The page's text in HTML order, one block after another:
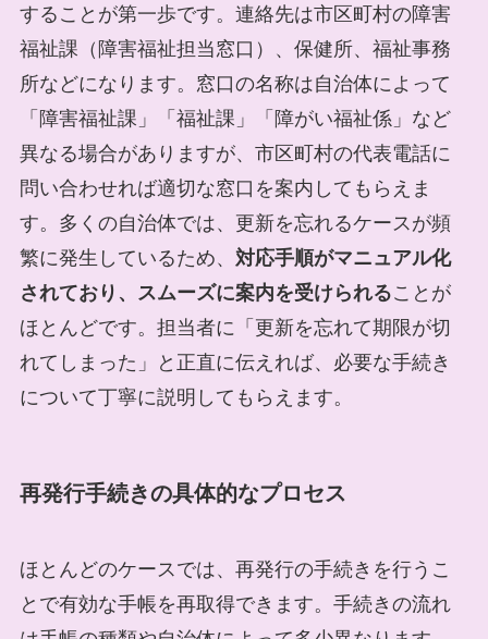
することが第一歩です。連絡先は市区町村の障害
福祉課（障害福祉担当窓口）、保健所、福祉事務
所などになります。窓口の名称は自治体によって
「障害福祉課」「福祉課」「障がい福祉係」など
異なる場合がありますが、市区町村の代表電話に
問い合わせれば適切な窓口を案内してもらえま
す。多くの自治体では、更新を忘れるケースが頻
繁に発生しているため、 対応手順がマニュアル化
されており、スムーズに案内を受けられることが
ほとんどです。担当者に「更新を忘れて期限が切
れてしまった」と正直に伝えれば、必要な手続き
について丁寧に説明してもらえます。
再発行手続きの具体的なプロセス
ほとんどのケースでは、再発行の手続きを行うこ
とで有効な手帳を再取得できます。手続きの流れ